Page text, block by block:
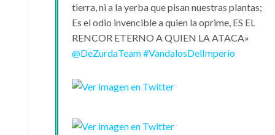
tierra, ni a la yerba que pisan nuestras plantas;
Es el odio invencible a quien la oprime, ES EL
RENCOR ETERNO A QUIEN LA ATACA»
@DeZurdaTeam#VandalosDelImperio